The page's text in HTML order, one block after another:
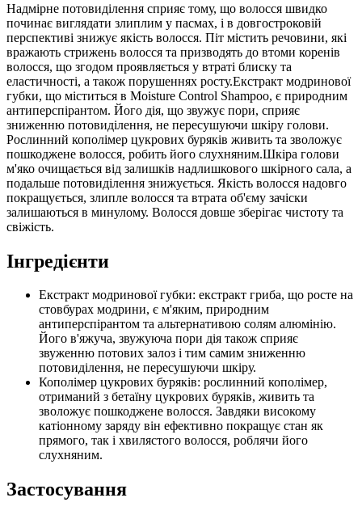
Надмірне потовиділення сприяє тому, що волосся швидко
починає виглядати злиплим у пасмах, і в довгостроковій
перспективі знижує якість волосся. Піт містить речовини, які
вражають стрижень волосся та призводять до втоми коренів
волосся, що згодом проявляється у втраті блиску та
еластичності, а також порушеннях росту.Екстракт модринової
губки, що міститься в Moisture Control Shampoo, є природним
антиперспірантом. Його дія, що звужує пори, сприяє
зниженню потовиділення, не пересушуючи шкіру голови.
Рослинний кополімер цукрових буряків живить та зволожує
пошкоджене волосся, робить його слухняним.Шкіра голови
м'яко очищається від залишків надлишкового шкірного сала, а
подальше потовиділення знижується. Якість волосся надовго
покращується, злипле волосся та втрата об'єму зачіски
залишаються в минулому. Волосся довше зберігає чистоту та
свіжість.
Інгредієнти
Екстракт модринової губки: екстракт гриба, що росте на
стовбурах модрини, є м'яким, природним
антиперспірантом та альтернативою солям алюмінію.
Його в'яжуча, звужуюча пори дія також сприяє
звуженню потових залоз і тим самим зниженню
потовиділення, не пересушуючи шкіру.
Кополімер цукрових буряків: рослинний кополімер,
отриманий з бетаїну цукрових буряків, живить та
зволожує пошкоджене волосся. Завдяки високому
катіонному заряду він ефективно покращує стан як
прямого, так і хвилястого волосся, роблячи його
слухняним.
Застосування